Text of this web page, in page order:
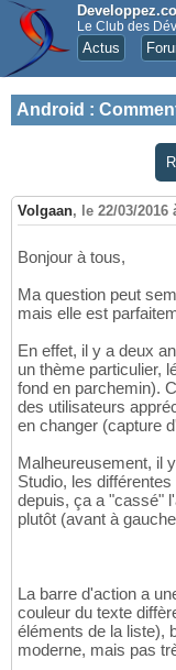
Le Club des
Actus
Android :
Volgaan, le 22/03/2016
Bonjour à tous,
Ma question peut
mais elle est
En effet, il y a deux
un thème particulier,
fond en parchemin).
des utilisateurs
en changer (capture
Malheureusement, il
Studio, les
depuis, ça a "cassé"
plutôt (avant à
La barre d'action a
couleur du texte
éléments de la liste),
moderne, mais pas